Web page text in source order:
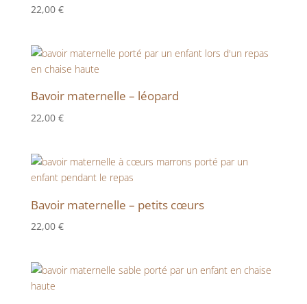
22,00 €
Bavoir maternelle – léopard
22,00 €
Bavoir maternelle – petits cœurs
22,00 €